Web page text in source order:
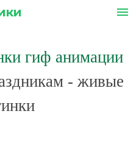
menu
гиф анимации
- живые